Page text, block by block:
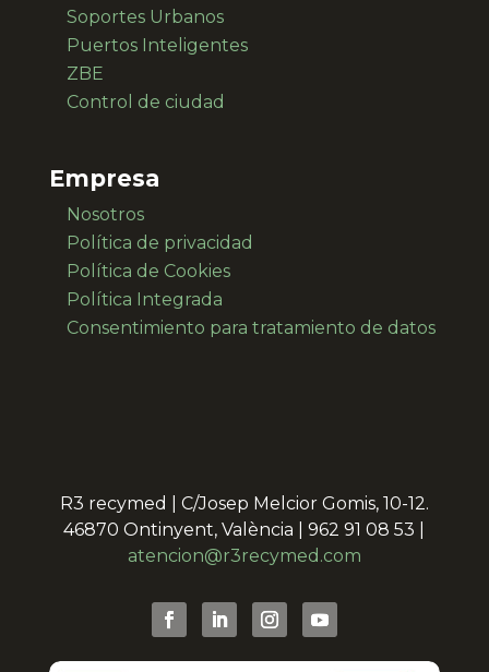
Soportes Urbanos
Puertos Inteligentes
ZBE
Control de ciudad
Empresa
Nosotros
Política de privacidad
Política de Cookies
Política Integrada
Consentimiento para tratamiento de datos
R3 recymed | C/Josep Melcior Gomis, 10-12.
46870 Ontinyent, València | 962 91 08 53 |
atencion@r3recymed.com